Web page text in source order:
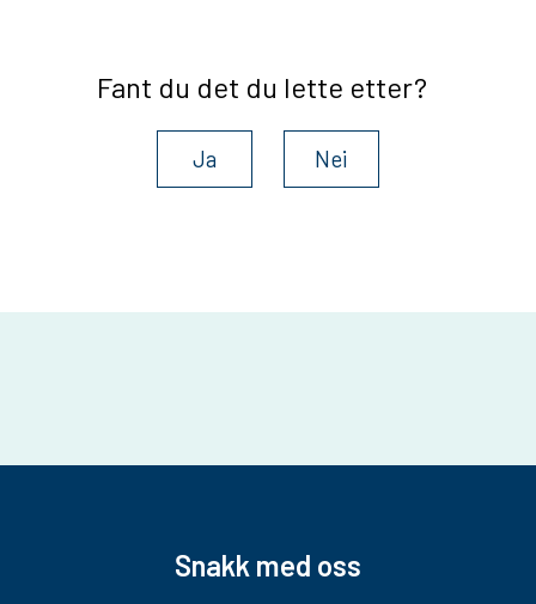
Fant du det du lette etter?
Ja Nei
Snakk med oss